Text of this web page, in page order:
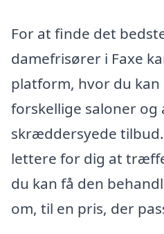
For at finde det
damefrisører i Faxe
platform, hvor du kan
forskellige saloner og
skræddersyede
lettere for dig at
du kan få den
om, til en pris, der